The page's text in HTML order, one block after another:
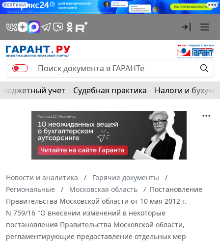
РЕКЛАМА
Бюджетный учет Судебная практика Налоги и
Новости и аналитика
Горячие документы
Региональные
Московская область
Постановление
Правительства Московской области от 10 мая 2012 г.
N 759/16 "О внесении изменений в некоторые
постановления Правительства Московской области,
регламентирующие предоставление отдельных мер